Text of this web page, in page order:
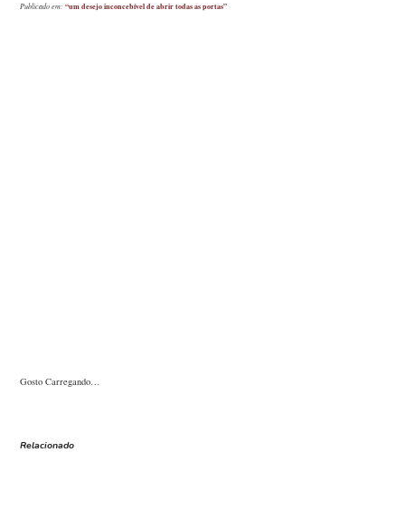
Publicado em: “um desejo inconcebível de abrir todas as portas”
Gosto Carregando…
Relacionado